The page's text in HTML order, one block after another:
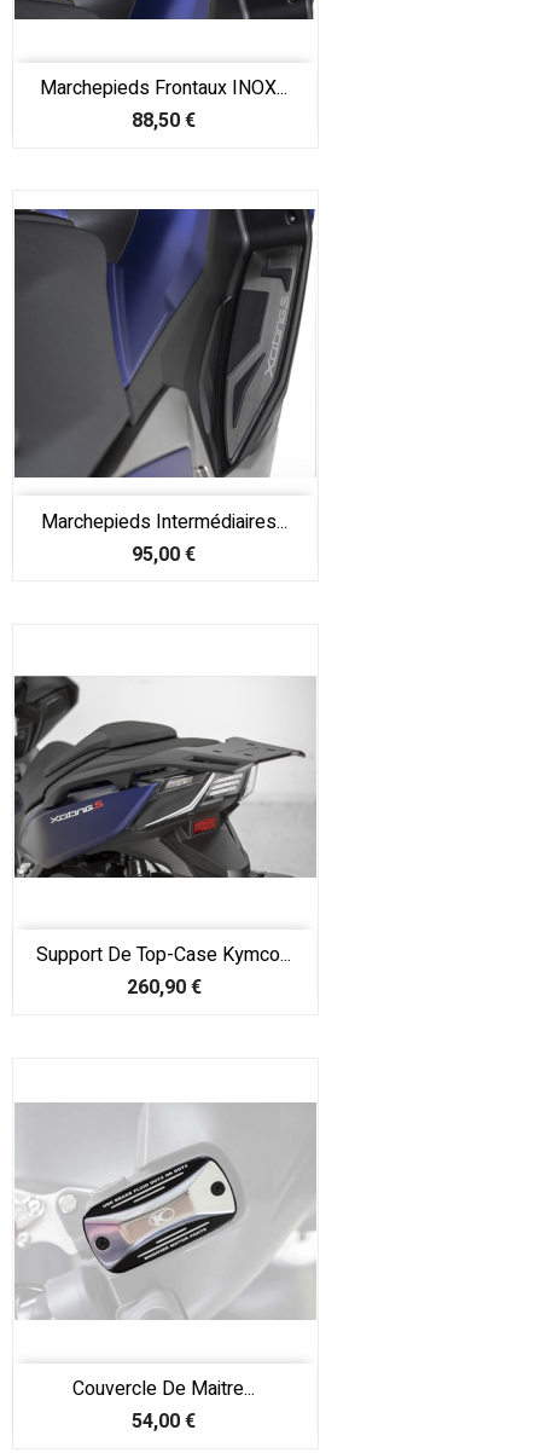
Marchepieds Frontaux INOX...
Prix
88,50 €
Marchepieds Intermédiaires...
Prix
95,00 €
Support De Top-Case Kymco...
Prix
260,90 €
Couvercle De Maitre...
Prix
54,00 €